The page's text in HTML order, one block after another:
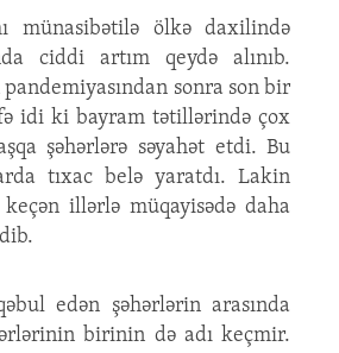
münasibətilə ölkə daxilində
ciddi artım qeydə alınıb.
sonra son bir
idi ki bayram tətillərində çox
şəhərlərə səyahət etdi. Bu
tıxac belə yaratdı. Lakin
illərlə müqayisədə daha
edən şəhərlərin arasında
birinin də adı keçmir.